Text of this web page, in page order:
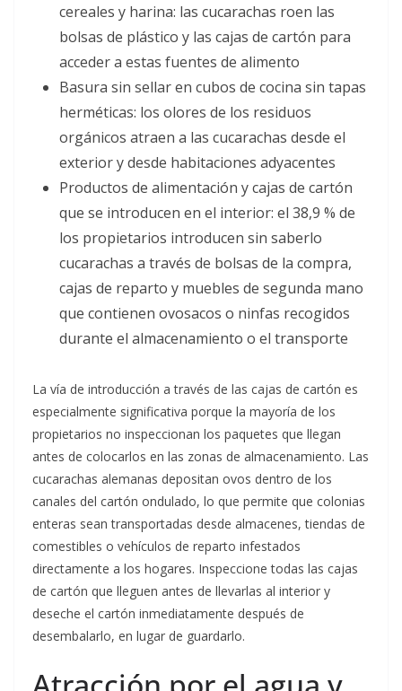
cereales y harina: las cucarachas roen las
bolsas de plástico y las cajas de cartón para
acceder a estas fuentes de alimento
Basura sin sellar en cubos de cocina sin tapas
herméticas: los olores de los residuos
orgánicos atraen a las cucarachas desde el
exterior y desde habitaciones adyacentes
Productos de alimentación y cajas de cartón
que se introducen en el interior: el 38,9 % de
los propietarios introducen sin saberlo
cucarachas a través de bolsas de la compra,
cajas de reparto y muebles de segunda mano
que contienen ovosacos o ninfas recogidos
durante el almacenamiento o el transporte
La vía de introducción a través de las cajas de cartón es
especialmente significativa porque la mayoría de los
propietarios no inspeccionan los paquetes que llegan
antes de colocarlos en las zonas de almacenamiento. Las
cucarachas alemanas depositan ovos dentro de los
canales del cartón ondulado, lo que permite que colonias
enteras sean transportadas desde almacenes, tiendas de
comestibles o vehículos de reparto infestados
directamente a los hogares. Inspeccione todas las cajas
de cartón que lleguen antes de llevarlas al interior y
deseche el cartón inmediatamente después de
desembalarlo, en lugar de guardarlo.